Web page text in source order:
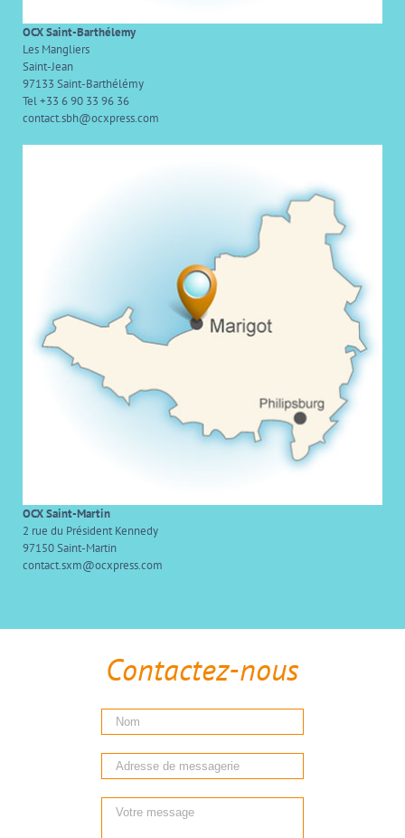
OCX Saint-Barthélemy
Les Mangliers
Saint-Jean
97133 Saint-Barthélémy
Tel +33 6 90 33 96 36
contact.sbh@ocxpress.com
OCX Saint-Martin
2 rue du Président Kennedy
97150 Saint-Martin
contact.sxm@ocxpress.com
Contactez-nous